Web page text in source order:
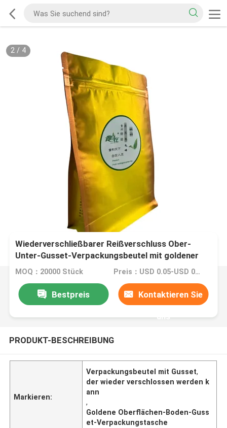
2/ 4
Wiederverschließbarer Reißverschluss Ober-
Unter-Gusset-Verpackungsbeutel mit goldener
Oberfläche
MOQ：20000 Stück Preis：USD 0.05-USD 0.15
Bestpreis Kontaktieren Sie
uns
PRODUKT-BESCHREIBUNG
Markieren:
Verpackungsbeutel mit Gusset,
der wieder verschlossen werden k
ann
,
Goldene Oberflächen-Boden-Guss
et-Verpackungstasche